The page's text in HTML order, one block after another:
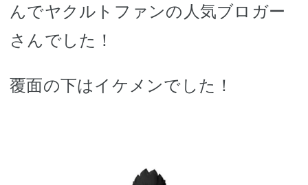
んでヤクルトファンの人気ブロガー
さんでした！
覆面の下はイケメンでした！